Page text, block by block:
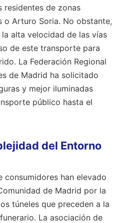
residentes de zonas
o Arturo Soria. No obstante,
alta velocidad de las vías
de este transporte para
La Federación Regional
de Madrid ha solicitado
y mejor iluminadas
público hasta el
del Entorno
consumidores han elevado
de Madrid por la
túneles que preceden a la
La asociación de